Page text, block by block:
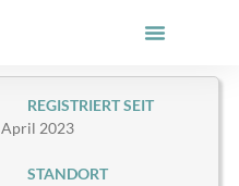
REGISTRIERT SEIT
April 2023
STANDORT